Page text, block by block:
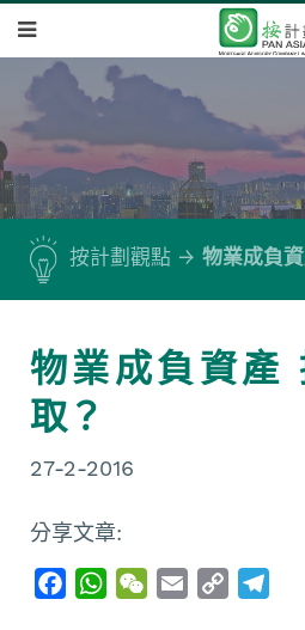
按計劃觀點 物業成負
物業成負資產
取？
27-2-2016
分享文章:
W
W